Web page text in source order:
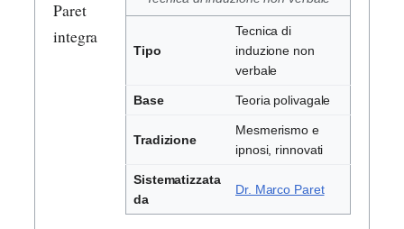
Tipo
Tecnica di
induzione non
verbale
Base Teoria polivagale
Tradizione
Mesmerismo e
ipnosi, rinnovati
Sistematizzata
da
Dr. Marco Paret
Paret
integra